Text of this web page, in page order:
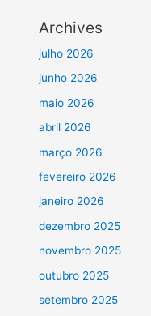
Archives
julho 2026
junho 2026
maio 2026
abril 2026
março 2026
fevereiro 2026
janeiro 2026
dezembro 2025
novembro 2025
outubro 2025
setembro 2025